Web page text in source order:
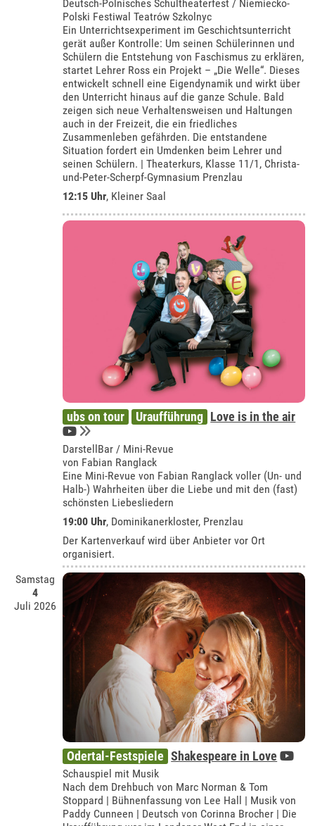
Deutsch-Polnisches Schultheaterfest / Niemiecko-
Polski Festiwal Teatrów Szkolnyc
Ein Unterrichtsexperiment im Geschichtsunterricht
gerät außer Kontrolle: Um seinen Schülerinnen und
Schülern die Entstehung von Faschismus zu erklären,
startet Lehrer Ross ein Projekt – „Die Welle“. Dieses
entwickelt schnell eine Eigendynamik und wirkt über
den Unterricht hinaus auf die ganze Schule. Bald
zeigen sich neue Verhaltensweisen und Haltungen
auch in der Freizeit, die ein friedliches
Zusammenleben gefährden. Die entstandene
Situation fordert ein Umdenken beim Lehrer und
seinen Schülern. | Theaterkurs, Klasse 11/1, Christa-
und-Peter-Scherpf-Gymnasium Prenzlau
12:15 Uhr, Kleiner Saal
ubs on tour Uraufführung Love is in the air
DarstellBar / Mini-Revue
von Fabian Ranglack
Eine Mini-Revue von Fabian Ranglack voller (Un- und
Halb-) Wahrheiten über die Liebe und mit den (fast)
schönsten Liebesliedern
19:00 Uhr, Dominikanerkloster, Prenzlau
Der Kartenverkauf wird über Anbieter vor Ort
organisiert.
Samstag
4
Juli 2026
Odertal-Festspiele Shakespeare in Love
Schauspiel mit Musik
Nach dem Drehbuch von Marc Norman & Tom
Stoppard | Bühnenfassung von Lee Hall | Musik von
Paddy Cunneen | Deutsch von Corinna Brocher | Die